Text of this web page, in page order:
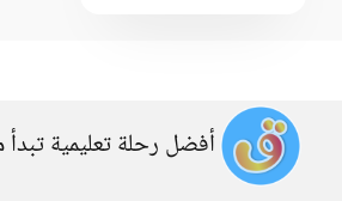
أفضل رحلة تعليمية